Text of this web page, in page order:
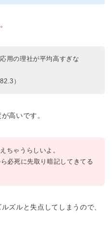
。
用の理社が平均高すぎな
）
高いです。
ちゃうらしいよ。
必死に先取り暗記してきてる
ズルと失点してしまうので、